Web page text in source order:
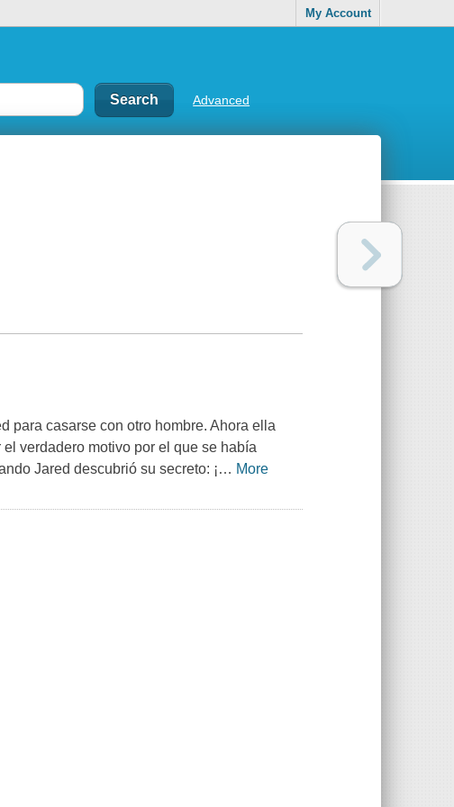
My Account
Advanced
para casarse con otro hombre. Ahora ella
verdadero motivo por el que se había
Jared descubrió su secreto: ¡… More